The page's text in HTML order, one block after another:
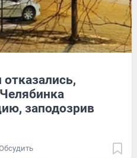
заподозрив